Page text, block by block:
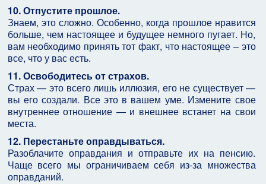
10. Отпустите прошлое.
Знаем, это сложно. Особенно, когда прошлое нравится
больше, чем настоящее и будущее немного пугает. Но,
вам необходимо принять тот факт, что настоящее – это
все, что у вас есть.
11. Освободитесь от страхов.
Страх — это всего лишь иллюзия, его не существует —
вы его создали. Все это в вашем уме. Измените свое
внутреннее отношение — и внешнее встанет на свои
места.
12. Перестаньте оправдываться.
Разоблачите оправдания и отправьте их на пенсию.
Чаще всего мы ограничиваем себя из-за множества
оправданий.